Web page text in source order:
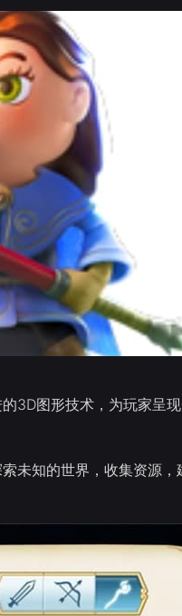
3D图形技术，为玩家呈
未知的世界，收集资源，